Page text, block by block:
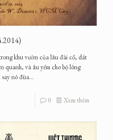
khu vườn của lâu đài cổ, dát
quanh, và âu yếm cho bộ lông
nô đùa...
0 Xem thêm